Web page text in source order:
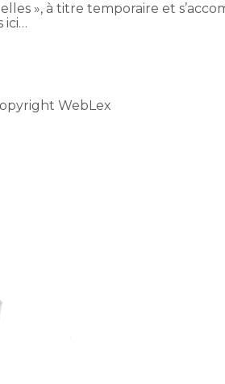
», à titre temporaire et
ici…
WebLex